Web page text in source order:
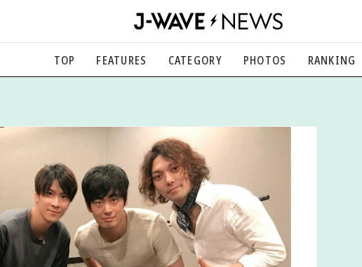
TOP FEATURES CATEGORY
映画、芸能、舞台、スポーツなど
カルチャー
アート、文芸、マンガなど
ライフスタイル
食、健康、美容…暮らし豊かに
社会
国内、海外の気になるトピック
PHOTOS RANKING